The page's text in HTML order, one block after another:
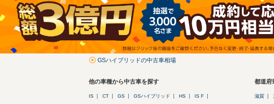
GSハイブリッドの中古車相場
他の車種から中古車を探す
IS CT GS GSハイブリッド HS IS F
都道府
滋賀